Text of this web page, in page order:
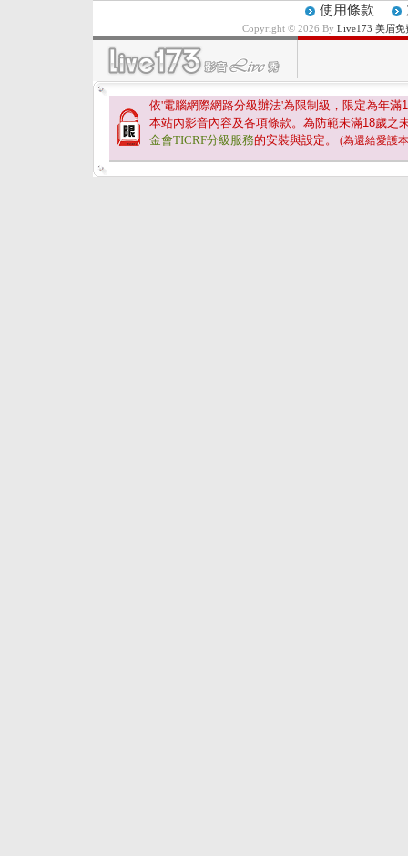
使用條款
Copyright © 2026 By Live173 美眉
依'電腦網際網路分級辦法'為限制級，限定為年滿
本站內影音內容及各項條款。為防範未滿18歲之
金會TICRF分級服務的安裝與設定。 (為還給愛護